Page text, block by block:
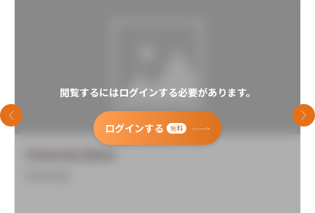
閲覧するにはログインする必要があります。
ログインする 無料
前のスライド 次